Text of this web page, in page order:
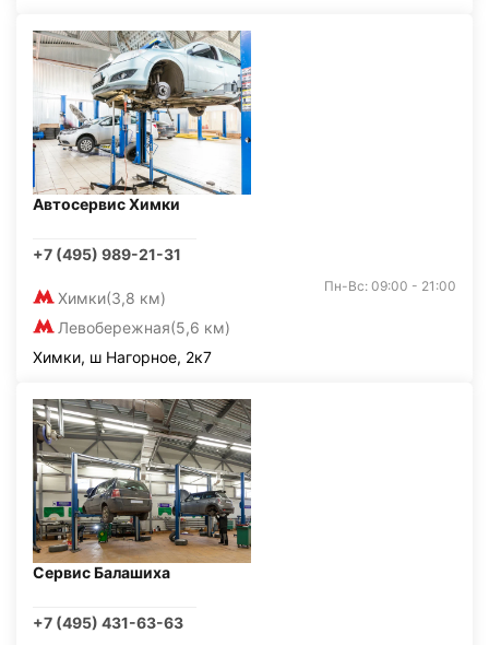
Автосервис Химки
+7 (495) 989-21-31
Химки(3,8 км)
Левобережная(5,6 км)
Пн-Вс: 09:00 - 21:00
Химки, ш Нагорное, 2к7
Сервис Балашиха
+7 (495) 431-63-63